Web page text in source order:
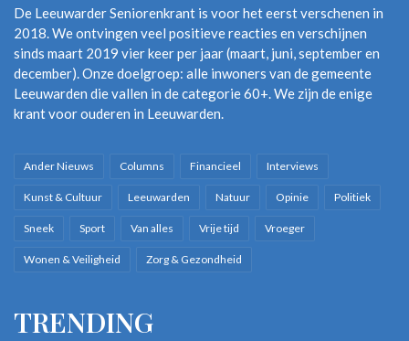
De Leeuwarder Seniorenkrant is voor het eerst verschenen in
2018. We ontvingen veel positieve reacties en verschijnen
sinds maart 2019 vier keer per jaar (maart, juni, september en
december). Onze doelgroep: alle inwoners van de gemeente
Leeuwarden die vallen in de categorie 60+. We zijn de enige
krant voor ouderen in Leeuwarden.
Ander Nieuws Columns Financieel Interviews
Kunst & Cultuur Leeuwarden Natuur Opinie Politiek
Sneek Sport Van alles Vrije tijd Vroeger
Wonen & Veiligheid Zorg & Gezondheid
TRENDING